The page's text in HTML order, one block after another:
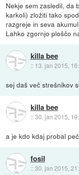
Nekje sem zasledil, da
karkoli) zložiti tako
razgreje in seva
Lahko zgornjo ploščo
killa bee
:: 13. jan 2015,
sej daš več strešnikov
killa bee
::30. jan 2015,
a je kdo kdaj probal
fosil
::30. jan 2015,